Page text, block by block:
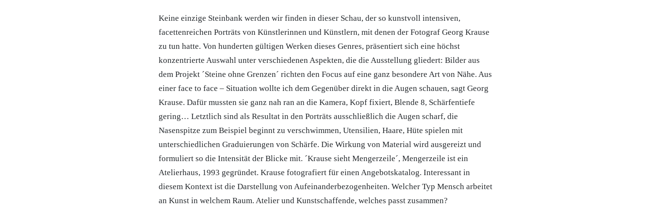
Keine einzige Steinbank werden wir finden in dieser Schau, der so kunstvoll intensiven,
facettenreichen Porträts von Künstlerinnen und Künstlern, mit denen der Fotograf Georg Krause
zu tun hatte. Von hunderten gültigen Werken dieses Genres, präsentiert sich eine höchst
konzentrierte Auswahl unter verschiedenen Aspekten, die die Ausstellung gliedert: Bilder aus
dem Projekt ´Steine ohne Grenzen´ richten den Focus auf eine ganz besondere Art von Nähe. Aus
einer face to face – Situation wollte ich dem Gegenüber direkt in die Augen schauen, sagt Georg
Krause. Dafür mussten sie ganz nah ran an die Kamera, Kopf fixiert, Blende 8, Schärfentiefe
gering… Letztlich sind als Resultat in den Porträts ausschließlich die Augen scharf, die
Nasenspitze zum Beispiel beginnt zu verschwimmen, Utensilien, Haare, Hüte spielen mit
unterschiedlichen Graduierungen von Schärfe. Die Wirkung von Material wird ausgereizt und
formuliert so die Intensität der Blicke mit. ´Krause sieht Mengerzeile´, Mengerzeile ist ein
Atelierhaus, 1993 gegründet. Krause fotografiert für einen Angebotskatalog. Interessant in
diesem Kontext ist die Darstellung von Aufeinanderbezogenheiten. Welcher Typ Mensch arbeitet
an Kunst in welchem Raum. Atelier und Kunstschaffende, welches passt zusammen?